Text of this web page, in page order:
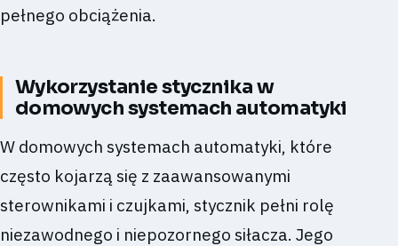
pełnego obciążenia.
Wykorzystanie stycznika w
domowych systemach automatyki
W domowych systemach automatyki, które
często kojarzą się z zaawansowanymi
sterownikami i czujkami, stycznik pełni rolę
niezawodnego i niepozornego siłacza. Jego